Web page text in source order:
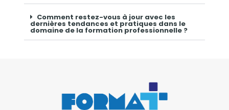
Comment restez-vous à jour avec les
dernières tendances et pratiques dans le
domaine de la formation professionnelle ?